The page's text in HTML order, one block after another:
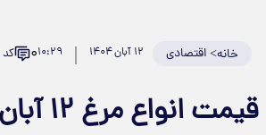
خانه>اقتصادی ۱۲ آبان ۱۴۰۴ ۱۰:۲۹۰ کد
قیمت انواع مرغ ۱۲ آبان ۱۴۰۴